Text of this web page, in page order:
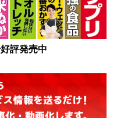
評発売中